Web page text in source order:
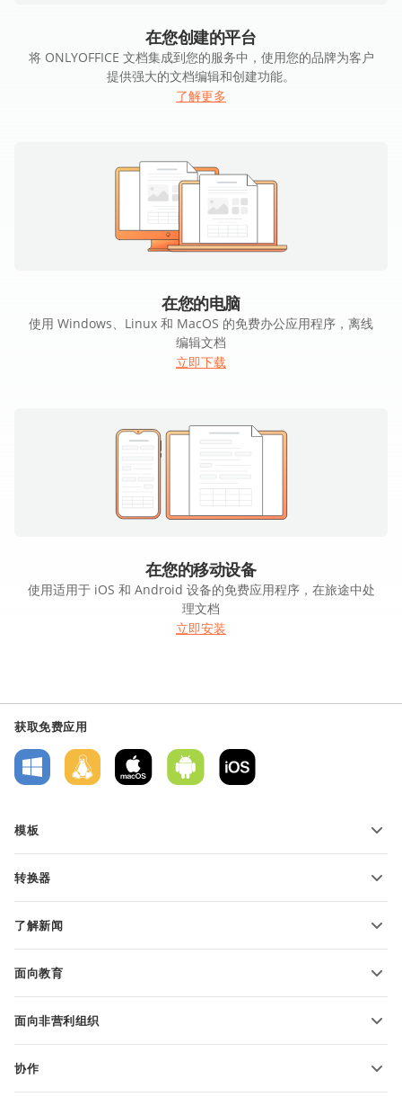
在您创建的平台
将 ONLYOFFICE 文档集成到您的服务中，使用您的品牌为客户
提供强大的文档编辑和创建功能。
了解更多
在您的电脑
使用 Windows、Linux 和 MacOS 的免费办公应用程序，离线
编辑文档
立即下载
在您的移动设备
使用适用于 iOS 和 Android 设备的免费应用程序，在旅途中处
理文档
立即安装
获取免费应用
模板
文本文档模板
转换器
转换电子表格
了解新闻
面向教育
适用于教育人士
面向非营利组织
申请免费帐户
协作